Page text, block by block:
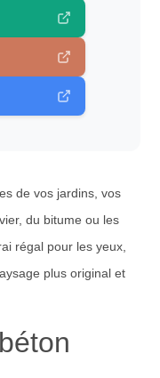
de vos jardins, vos
du bitume ou les
régal pour les yeux,
plus original et